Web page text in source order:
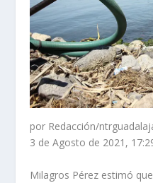
por Redacción/
3 de Agosto de 2021,
Milagros Pérez estimó